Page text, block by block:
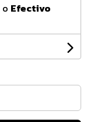
o Efectivo